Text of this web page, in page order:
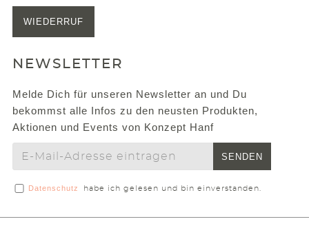
WIEDERRUF
NEWSLETTER
Melde Dich für unseren Newsletter an und Du
bekommst alle Infos zu den neusten Produkten,
Aktionen und Events von Konzept Hanf
SENDEN
Datenschutz habe ich gelesen und bin einverstanden.